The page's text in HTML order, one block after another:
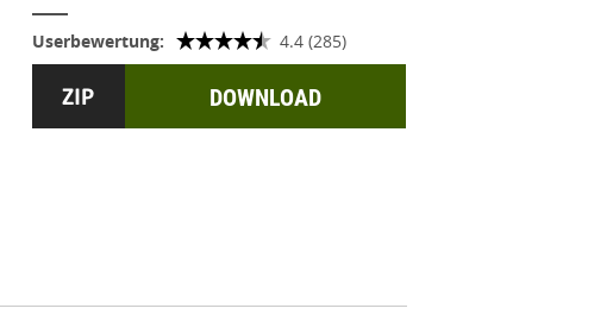
Userbewertung: 4.4 (285)
DOWNLOAD